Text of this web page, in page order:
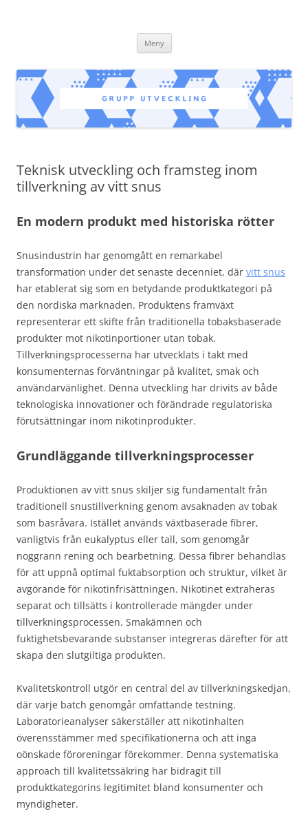
Meny Hoppa
innehåll
Teknisk utveckling och framsteg inom
tillverkning av vitt snus
En modern produkt med historiska rötter
Snusindustrin har genomgått en remarkabel
transformation under det senaste decenniet, där vitt snus
har etablerat sig som en betydande produktkategori på
den nordiska marknaden. Produktens framväxt
representerar ett skifte från traditionella tobaksbaserade
produkter mot nikotinportioner utan tobak.
Tillverkningsprocesserna har utvecklats i takt med
konsumenternas förväntningar på kvalitet, smak och
användarvänlighet. Denna utveckling har drivits av både
teknologiska innovationer och förändrade regulatoriska
förutsättningar inom nikotinprodukter.
Grundläggande tillverkningsprocesser
Produktionen av vitt snus skiljer sig fundamentalt från
traditionell snustillverkning genom avsaknaden av tobak
som basråvara. Istället används växtbaserade fibrer,
vanligtvis från eukalyptus eller tall, som genomgår
noggrann rening och bearbetning. Dessa fibrer behandlas
för att uppnå optimal fuktabsorption och struktur, vilket är
avgörande för nikotinfrisättningen. Nikotinet extraheras
separat och tillsätts i kontrollerade mängder under
tillverkningsprocessen. Smakämnen och
fuktighetsbevarande substanser integreras därefter för att
skapa den slutgiltiga produkten.
Kvalitetskontroll utgör en central del av tillverkningskedjan,
där varje batch genomgår omfattande testning.
Laboratorieanalyser säkerställer att nikotinhalten
överensstämmer med specifikationerna och att inga
oönskade föroreningar förekommer. Denna systematiska
approach till kvalitetssäkring har bidragit till
produktkategorins legitimitet bland konsumenter och
myndigheter.